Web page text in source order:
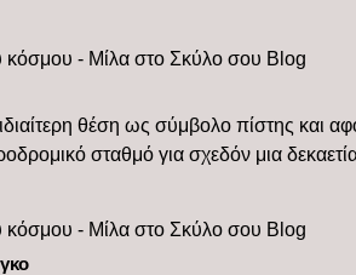
ιδιαίτερη θέση ως σύμβολο πίστης και
σταθμό για σχεδόν μια